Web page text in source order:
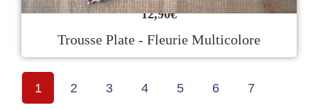
12,90€
Trousse Plate - Fleurie Multicolore
1 2 3 4 5 6 7